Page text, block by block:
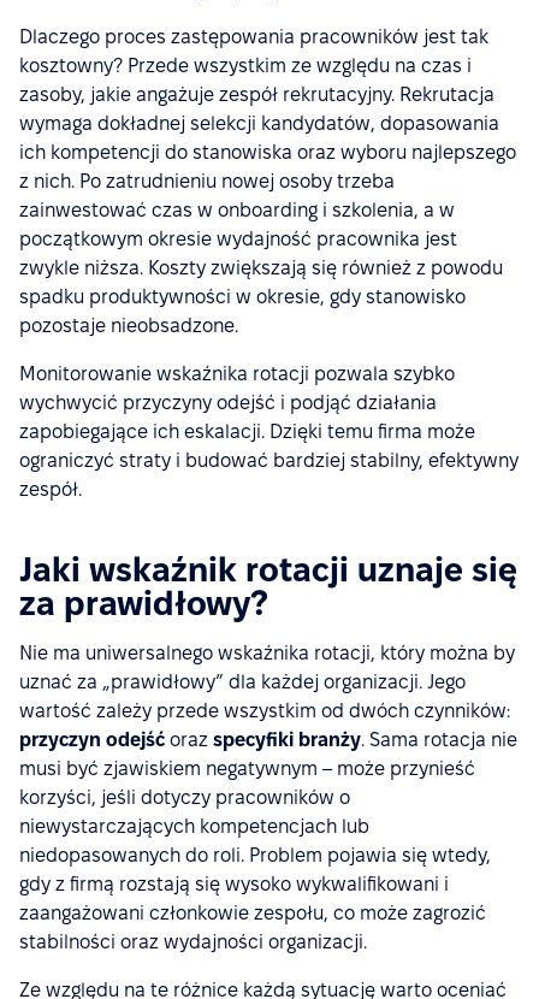
Dlaczego proces zastępowania pracowników jest tak
kosztowny? Przede wszystkim ze względu na czas i
zasoby, jakie angażuje zespół rekrutacyjny. Rekrutacja
wymaga dokładnej selekcji kandydatów, dopasowania
ich kompetencji do stanowiska oraz wyboru najlepszego
z nich. Po zatrudnieniu nowej osoby trzeba
zainwestować czas w onboarding i szkolenia, a w
początkowym okresie wydajność pracownika jest
zwykle niższa. Koszty zwiększają się również z powodu
spadku produktywności w okresie, gdy stanowisko
pozostaje nieobsadzone.
Monitorowanie wskaźnika rotacji pozwala szybko
wychwycić przyczyny odejść i podjąć działania
zapobiegające ich eskalacji. Dzięki temu firma może
ograniczyć straty i budować bardziej stabilny, efektywny
zespół.
Jaki wskaźnik rotacji uznaje się
za prawidłowy?
Nie ma uniwersalnego wskaźnika rotacji, który można by
uznać za „prawidłowy” dla każdej organizacji. Jego
wartość zależy przede wszystkim od dwóch czynników:
przyczyn odejść oraz specyfiki branży. Sama rotacja nie
musi być zjawiskiem negatywnym – może przynieść
korzyści, jeśli dotyczy pracowników o
niewystarczających kompetencjach lub
niedopasowanych do roli. Problem pojawia się wtedy,
gdy z firmą rozstają się wysoko wykwalifikowani i
zaangażowani członkowie zespołu, co może zagrozić
stabilności oraz wydajności organizacji.
Ze względu na te różnice każdą sytuację warto oceniać